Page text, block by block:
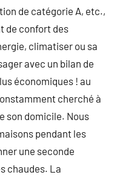
de catégorie A, etc.,
de confort des
climatiser ou sa
avec un bilan de
économiques ! au
cherché à
son domicile. Nous
pendant les
une seconde
chaudes. La